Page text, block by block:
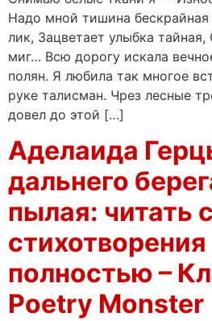
Надо мной тишина
лик, Зацветает улыбка
миг… Всю дорогу искала
полян. Я любила так многое
руке талисман. Чрез лесные
довел до этой […]
Аделаида
дальнего
пылая: читать
стихотворения
полностью –
Poetry Monster